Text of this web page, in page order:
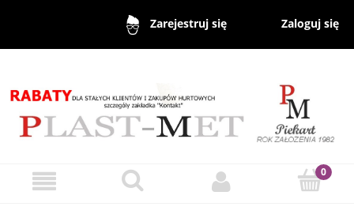
Zarejestruj się Zaloguj się